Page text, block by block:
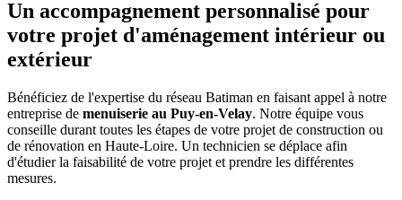
Un accompagnement personnalisé pour
votre projet d'aménagement intérieur ou
extérieur
Bénéficiez de l'expertise du réseau Batiman en faisant appel à notre
entreprise de menuiserie au Puy-en-Velay. Notre équipe vous
conseille durant toutes les étapes de votre projet de construction ou
de rénovation en Haute-Loire. Un technicien se déplace afin
d'étudier la faisabilité de votre projet et prendre les différentes
mesures.